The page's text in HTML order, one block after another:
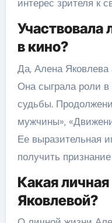
интерес зрителя к
Участвовала
в кино?
Да, Алена Яковлева
Она сыграла роли
судьбы.
мужчины»,
Ее выразительная
получить
Какая
Яковлевой?